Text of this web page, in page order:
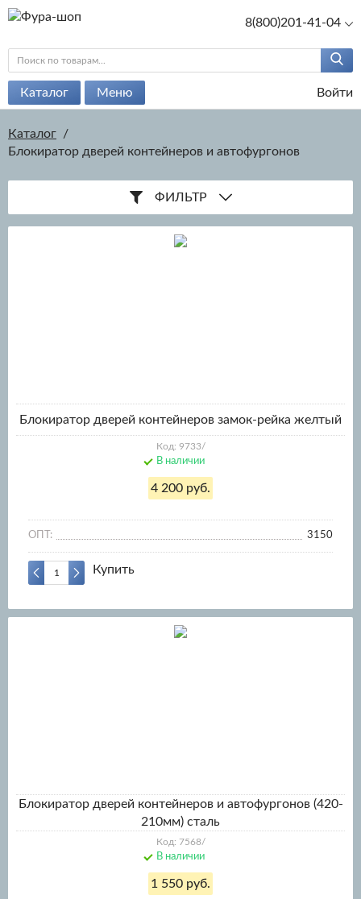
8(800)201-41-04
Каталог Меню Войти
Каталог /
Блокиратор дверей контейнеров и автофургонов
ФИЛЬТР
Блокиратор дверей контейнеров замок-рейка желтый
Код: 9733/
В наличии
4 200 руб.
ОПТ: 3150
Купить
Блокиратор дверей контейнеров и автофургонов (420-
210мм) сталь
Код: 7568/
В наличии
1 550 руб.